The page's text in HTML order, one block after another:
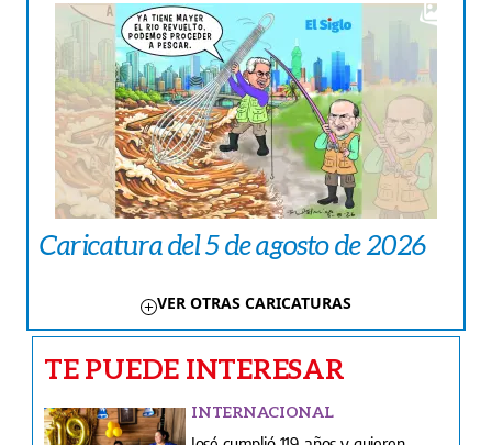
Caricatura del 5 de agosto de 2026
VER OTRAS CARICATURAS
TE PUEDE INTERESAR
INTERNACIONAL